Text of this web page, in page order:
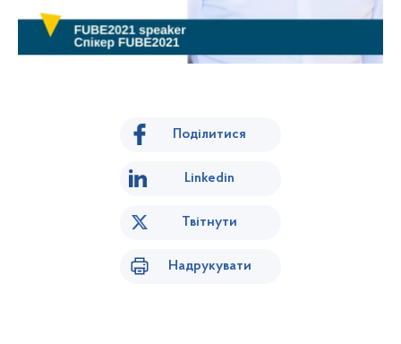
Поділитися
Linkedin
Твітнути
Надрукувати